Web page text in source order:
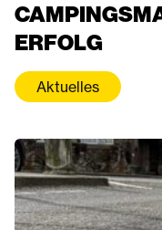
ERFOLG
Aktuelles